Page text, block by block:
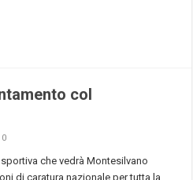
col
0
che vedrà Montesilvano
di caratura nazionale per tutta la